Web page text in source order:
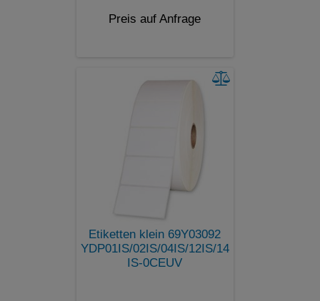
Preis auf Anfrage
Etiketten klein 69Y03092
YDP01IS/02IS/04IS/12IS/14
IS-0CEUV